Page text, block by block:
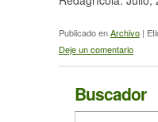
Publicado enArchivo |
Deje un comentario
Buscador